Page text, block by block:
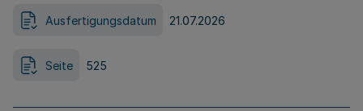
Ausfertigungsdatum 21.07.2026
Seite 525